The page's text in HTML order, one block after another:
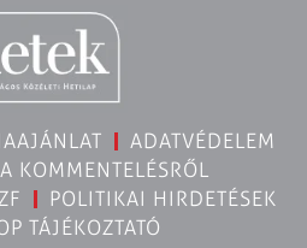
ADATVÉDELEM
KOMMENTELÉSRŐL
POLITIKAI HIRDETÉSEK
TÁJÉKOZTATÓ